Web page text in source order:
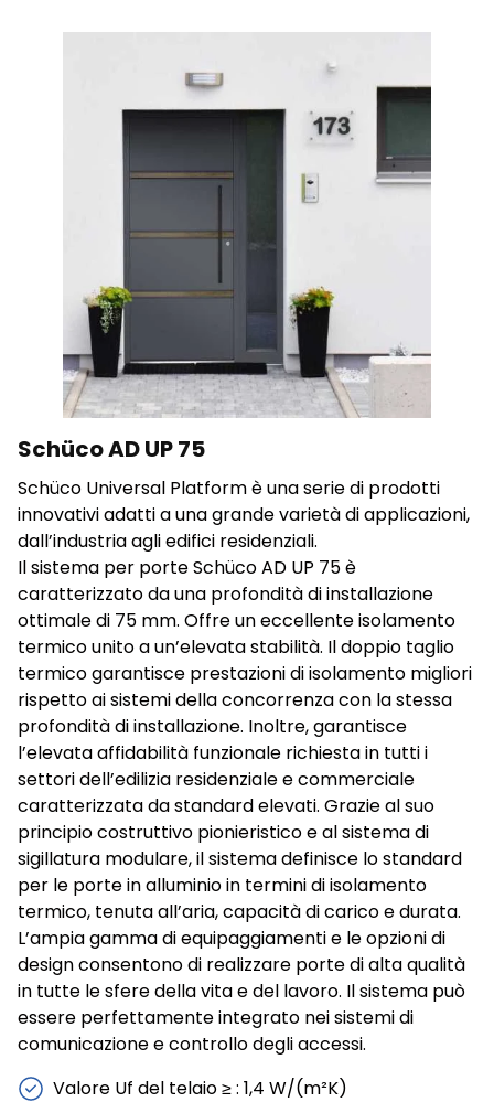
Schüco AD UP 75
Schüco Universal Platform è una serie di prodotti
innovativi adatti a una grande varietà di applicazioni,
dall’industria agli edifici residenziali.
Il sistema per porte Schüco AD UP 75 è
caratterizzato da una profondità di installazione
ottimale di 75 mm. Offre un eccellente isolamento
termico unito a un’elevata stabilità. Il doppio taglio
termico garantisce prestazioni di isolamento migliori
rispetto ai sistemi della concorrenza con la stessa
profondità di installazione. Inoltre, garantisce
l’elevata affidabilità funzionale richiesta in tutti i
settori dell’edilizia residenziale e commerciale
caratterizzata da standard elevati. Grazie al suo
principio costruttivo pionieristico e al sistema di
sigillatura modulare, il sistema definisce lo standard
per le porte in alluminio in termini di isolamento
termico, tenuta all’aria, capacità di carico e durata.
L’ampia gamma di equipaggiamenti e le opzioni di
design consentono di realizzare porte di alta qualità
in tutte le sfere della vita e del lavoro. Il sistema può
essere perfettamente integrato nei sistemi di
comunicazione e controllo degli accessi.
Valore Uf del telaio ≥ : 1,4 W/(m²K)